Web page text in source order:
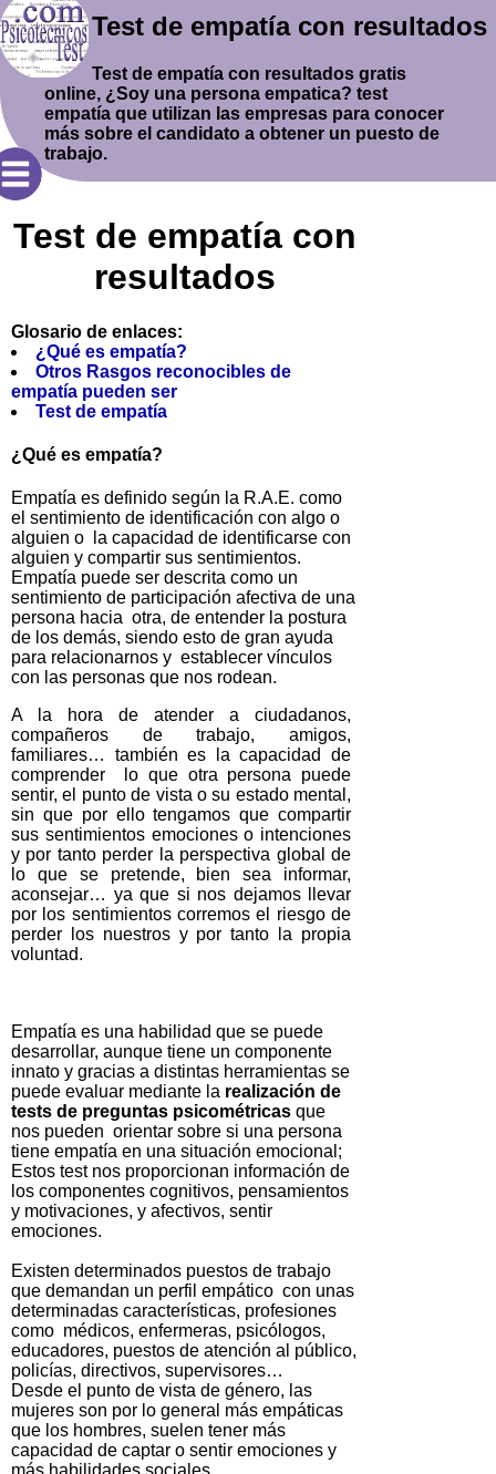
Test de empatía con resultados
Test de empatía con resultados gratis
online, ¿Soy una persona empatica? test
empatía que utilizan las empresas para conocer
más sobre el candidato a obtener un puesto de
trabajo.
Test de empatía con
resultados
Glosario de enlaces:
¿Qué es empatía?
Otros Rasgos reconocibles de
empatía pueden ser
Test de empatía
¿Qué es empatía?
Empatía es definido según la R.A.E. como
el sentimiento de identificación con algo o
alguien o la capacidad de identificarse con
alguien y compartir sus sentimientos.
Empatía puede ser descrita como un
sentimiento de participación afectiva de una
persona hacia otra, de entender la postura
de los demás, siendo esto de gran ayuda
para relacionarnos y establecer vínculos
con las personas que nos rodean.
A la hora de atender a ciudadanos,
compañeros de trabajo, amigos,
familiares… también es la capacidad de
comprender lo que otra persona puede
sentir, el punto de vista o su estado mental,
sin que por ello tengamos que compartir
sus sentimientos emociones o intenciones
y por tanto perder la perspectiva global de
lo que se pretende, bien sea informar,
aconsejar… ya que si nos dejamos llevar
por los sentimientos corremos el riesgo de
perder los nuestros y por tanto la propia
voluntad.
Empatía es una habilidad que se puede
desarrollar, aunque tiene un componente
innato y gracias a distintas herramientas se
puede evaluar mediante la realización de
tests de preguntas psicométricas que
nos pueden orientar sobre si una persona
tiene empatía en una situación emocional;
Estos test nos proporcionan información de
los componentes cognitivos, pensamientos
y motivaciones, y afectivos, sentir
emociones.
Existen determinados puestos de trabajo
que demandan un perfil empático con unas
determinadas características, profesiones
como médicos, enfermeras, psicólogos,
educadores, puestos de atención al público,
policías, directivos, supervisores…
Desde el punto de vista de género, las
mujeres son por lo general más empáticas
que los hombres, suelen tener más
capacidad de captar o sentir emociones y